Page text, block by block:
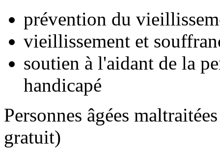
prévention du
vieillissement et
soutien à l'aidant de la
handicapé
Personnes âgées
gratuit)